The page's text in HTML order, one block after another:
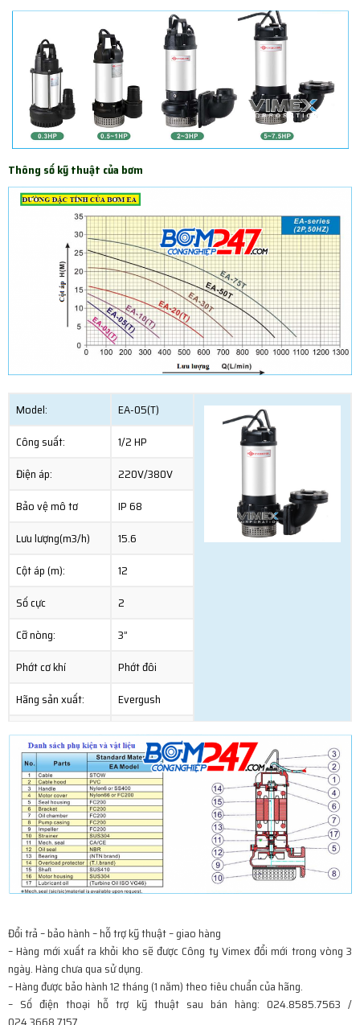
Thông số kỹ thuật của bơm
Model:
EA-05(T)
Công suất:
1/2 HP
Điện áp:
220V/380V
Bảo vệ mô tơ
IP 68
Lưu lượng(m3/h)
15.6
Cột áp (m):
12
Số cực
2
Cỡ nòng:
3”
Phớt cơ khí
Phớt đôi
Hãng sản xuất:
Evergush
Xuất xứ:
Taiwan
Giấy tờ kèm theo:
CO-CQ
Đổi trả – bảo hành – hỗ trợ kỹ thuật – giao hàng
– Hàng mới xuất ra khỏi kho sẽ được Công ty Vimex đổi mới trong vòng 3
ngày. Hàng chưa qua sử dụng.
– Hàng được bảo hành 12 tháng (1 năm) theo tiêu chuẩn của hãng.
– Số điện thoại hỗ trợ kỹ thuật sau bán hàng: 024.8585.7563 /
024.3668.7157